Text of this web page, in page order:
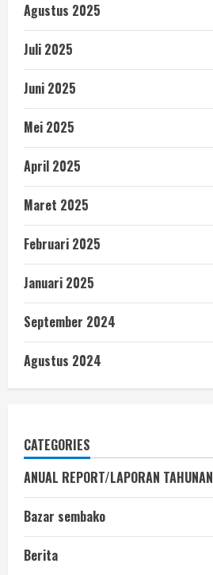
Agustus 2025
Juli 2025
Juni 2025
Mei 2025
April 2025
Maret 2025
Februari 2025
Januari 2025
September 2024
Agustus 2024
CATEGORIES
ANUAL REPORT/LAPORAN TAHUNAN
Bazar sembako
Berita